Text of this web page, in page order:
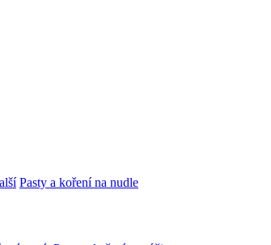
Pasty a koření na nudle